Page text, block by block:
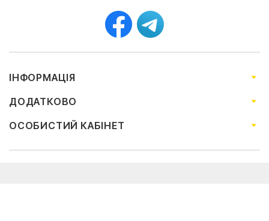
ІНФОРМАЦІЯ
ДОДАТКОВО
ОСОБИСТИЙ КАБІНЕТ